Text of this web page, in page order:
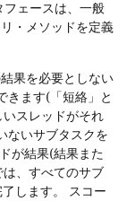
フェースは、一般
・メソッドを定義
果を必要としない
きます(「短絡」と
スレッドがそれ
ないサブタスクを
が結果(結果また
は、すべてのサブ
します。
スコー